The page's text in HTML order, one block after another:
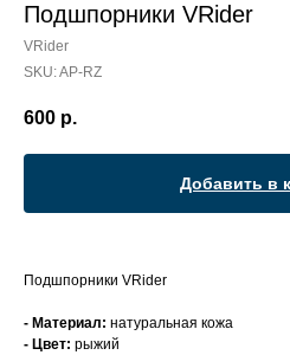
Подшпорники VRider
VRider
SKU:AP-RZ
600 р.
Добавить в
Подшпорники VRider
- Материал: натуральная кожа
- Цвет: рыжий